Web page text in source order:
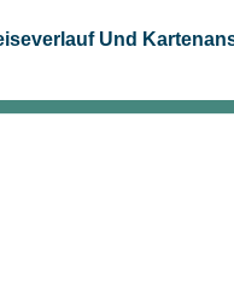
Und